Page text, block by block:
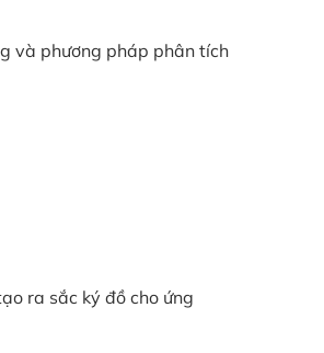
và phương pháp phân tích
ra sắc ký đồ cho ứng